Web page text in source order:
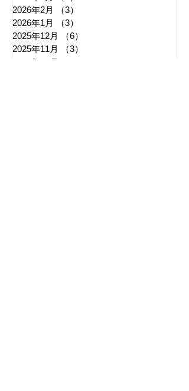
2026年2月
（3）
2026年1月
（3）
2025年12月
（6）
2025年11月
（3）
2025年10月